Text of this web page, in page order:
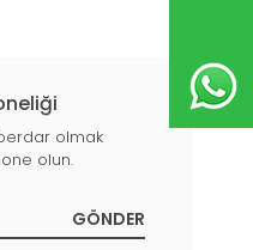
olmak
olun.